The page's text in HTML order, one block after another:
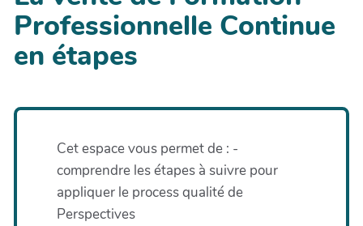
Professionnelle Continue
en étapes
Cet espace vous permet de : -
comprendre les étapes à suivre pour
appliquer le process qualité de
Perspectives